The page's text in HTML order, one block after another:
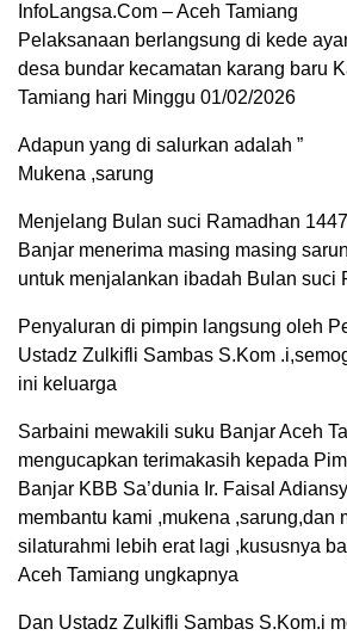
InfoLangsa.Com – Aceh Tamiang
Pelaksanaan berlangsung di kede
desa bundar kecamatan karang baru
Tamiang hari Minggu 01/02/2026
Adapun yang di salurkan adalah ”
Mukena ,sarung
Menjelang Bulan suci Ramadhan
Banjar menerima masing masing
untuk menjalankan ibadah Bulan suci
Penyaluran di pimpin langsung oleh
Ustadz Zulkifli Sambas S.Kom
ini keluarga
Sarbaini mewakili suku Banjar Aceh
mengucapkan terimakasih kepada
Banjar KBB Sa’dunia Ir. Faisal
membantu kami ,mukena ,sarung,dan
silaturahmi lebih erat lagi ,kususnya
Aceh Tamiang ungkapnya
Dan Ustadz Zulkifli Sambas S.Kom.i